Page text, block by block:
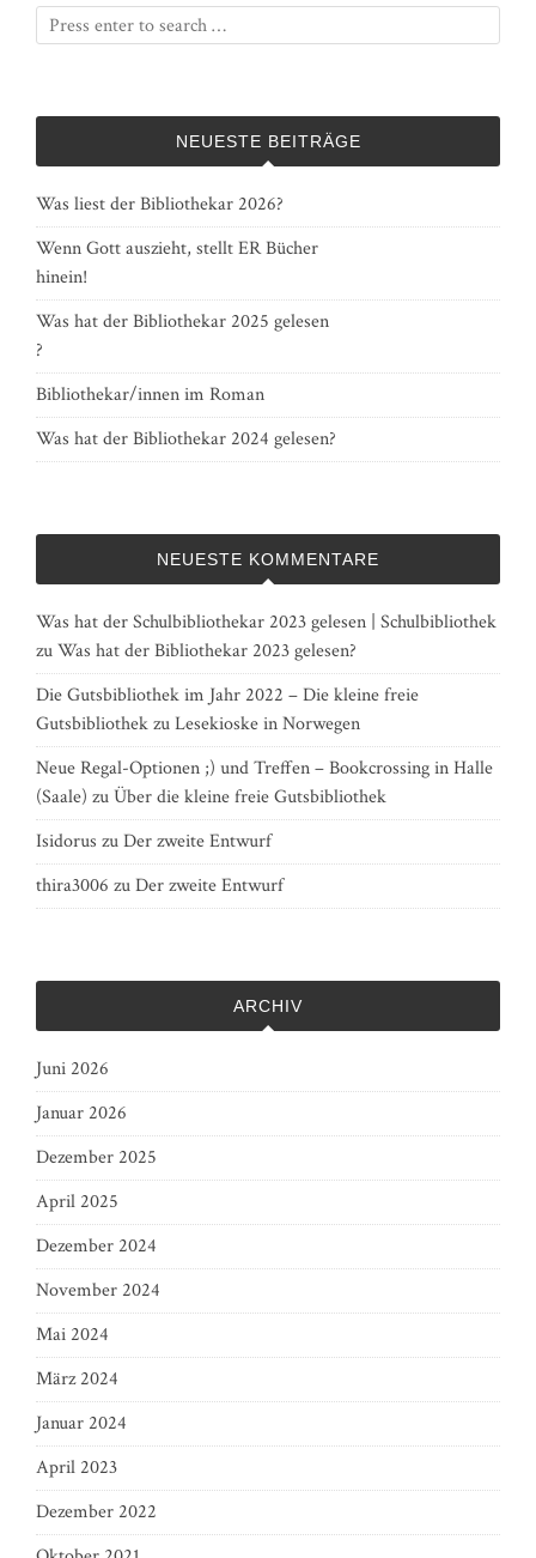
NEUESTE BEITRÄGE
Was liest der Bibliothekar 2026?
Wenn Gott auszieht, stellt ER Bücher
hinein!
Was hat der Bibliothekar 2025 gelesen
?
Bibliothekar/innen im Roman
Was hat der Bibliothekar 2024 gelesen?
NEUESTE KOMMENTARE
Was hat der Schulbibliothekar 2023 gelesen | Schulbibliothek
zuWas hat der Bibliothekar 2023 gelesen?
Die Gutsbibliothek im Jahr 2022 – Die kleine freie
GutsbibliothekzuLesekioske in Norwegen
Neue Regal-Optionen ;) und Treffen – Bookcrossing in Halle
(Saale) zuÜber die kleine freie Gutsbibliothek
Isidorus zuDer zweite Entwurf
thira3006 zuDer zweite Entwurf
ARCHIV
Juni 2026
Januar 2026
Dezember 2025
April 2025
Dezember 2024
November 2024
Mai 2024
März 2024
Januar 2024
April 2023
Dezember 2022